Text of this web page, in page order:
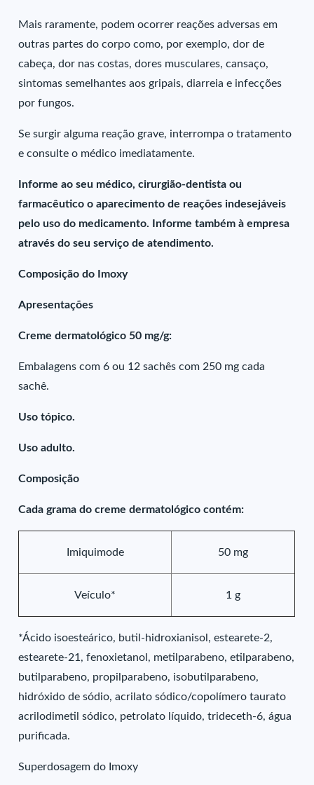
Mais raramente, podem ocorrer reações adversas em
outras partes do corpo como, por exemplo, dor de
cabeça, dor nas costas, dores musculares, cansaço,
sintomas semelhantes aos gripais, diarreia e infecções
por fungos.
Se surgir alguma reação grave, interrompa o tratamento
e consulte o médico imediatamente.
Informe ao seu médico, cirurgião-dentista ou
farmacêutico o aparecimento de reações indesejáveis
pelo uso do medicamento. Informe também à empresa
através do seu serviço de atendimento.
Composição do Imoxy
Apresentações
Creme dermatológico 50 mg/g:
Embalagens com 6 ou 12 sachês com 250 mg cada
sachê.
Uso tópico.
Uso adulto.
Composição
Cada grama do creme dermatológico contém:
Imiquimode 50 mg
Veículo* 1 g
*Ácido isoesteárico, butil-hidroxianisol, estearete-2,
estearete-21, fenoxietanol, metilparabeno, etilparabeno,
butilparabeno, propilparabeno, isobutilparabeno,
hidróxido de sódio, acrilato sódico/copolímero taurato
acrilodimetil sódico, petrolato líquido, trideceth-6, água
purificada.
Superdosagem do Imoxy